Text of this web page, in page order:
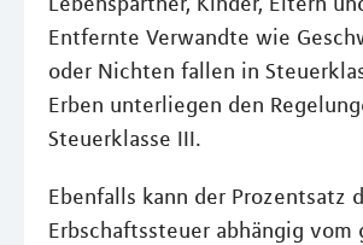
Entfernte Verwandte wie
oder Nichten fallen in
Erben unterliegen den
Steuerklasse III.
Ebenfalls kann der Prozentsatz
Erbschaftssteuer abhängig vom